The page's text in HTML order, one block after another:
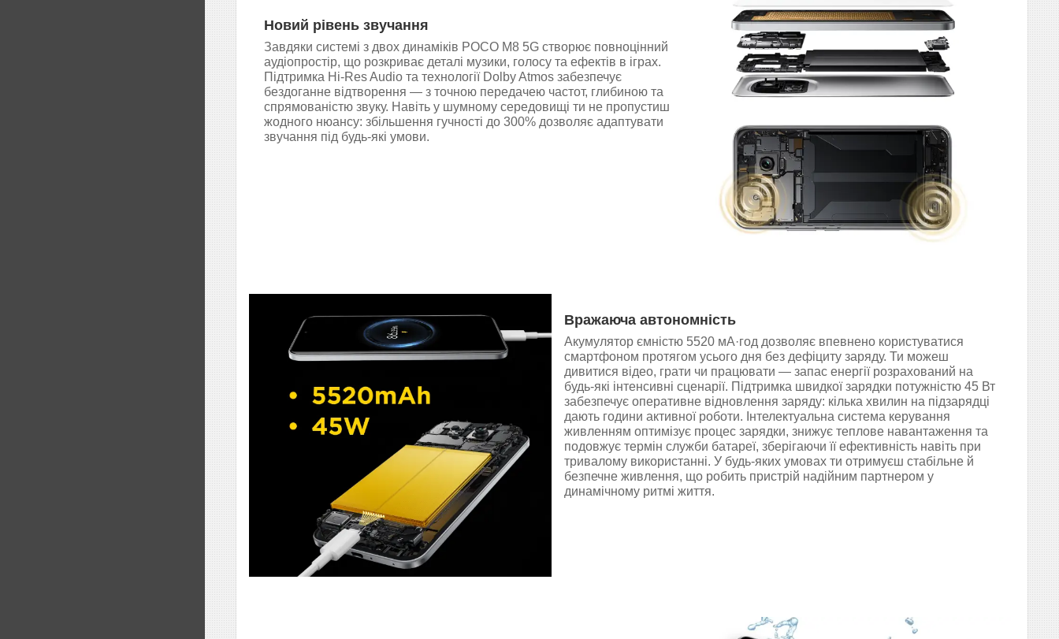
Новий рівень звучання
Завдяки системі з двох динаміків POCO M8 5G створює повноцінний
аудіопростір, що розкриває деталі музики, голосу та ефектів в іграх.
Підтримка Hi-Res Audio та технології Dolby Atmos забезпечує
бездоганне відтворення — з точною передачею частот, глибиною та
спрямованістю звуку. Навіть у шумному середовищі ти не пропустиш
жодного нюансу: збільшення гучності до 300% дозволяє адаптувати
звучання під будь-які умови.
Вражаюча автономність
Акумулятор ємністю 5520 мА·год дозволяє впевнено користуватися
смартфоном протягом усього дня без дефіциту заряду. Ти можеш
дивитися відео, грати чи працювати — запас енергії розрахований на
будь-які інтенсивні сценарії. Підтримка швидкої зарядки потужністю 45 Вт
забезпечує оперативне відновлення заряду: кілька хвилин на підзарядці
дають години активної роботи. Інтелектуальна система керування
живленням оптимізує процес зарядки, знижує теплове навантаження та
подовжує термін служби батареї, зберігаючи її ефективність навіть при
тривалому використанні. У будь-яких умовах ти отримуєш стабільне й
безпечне живлення, що робить пристрій надійним партнером у
динамічному ритмі життя.